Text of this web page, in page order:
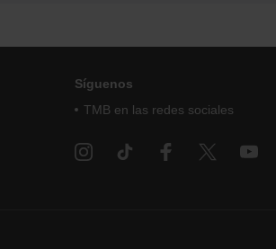
Síguenos
TMB en las redes sociales